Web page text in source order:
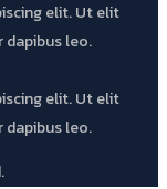
elit. Ut elit
leo.
elit. Ut elit
leo.